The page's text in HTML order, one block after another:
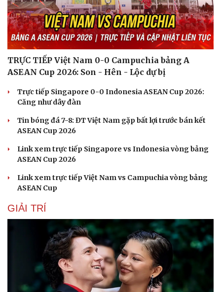
Dinh dưỡng - món ngon
Cây thuốc
Nhi khoa
Nam khoa
Làm đẹp - giảm cân
Phòng mạch online
Ăn sạch sống khỏe
Nhà đẹp
TRỰC TIẾP Việt Nam 0-0 Campuchia bảng A
ASEAN Cup 2026: Son - Hên - Lộc dự bị
Trực tiếp Singapore 0-0 Indonesia ASEAN Cup 2026:
Căng như dây đàn
Tin bóng đá 7-8: ĐT Việt Nam gặp bất lợi trước bán kết
ASEAN Cup 2026
Link xem trực tiếp Singapore vs Indonesia vòng bảng
ASEAN Cup 2026
Link xem trực tiếp Việt Nam vs Campuchia vòng bảng
ASEAN Cup
GIẢI TRÍ